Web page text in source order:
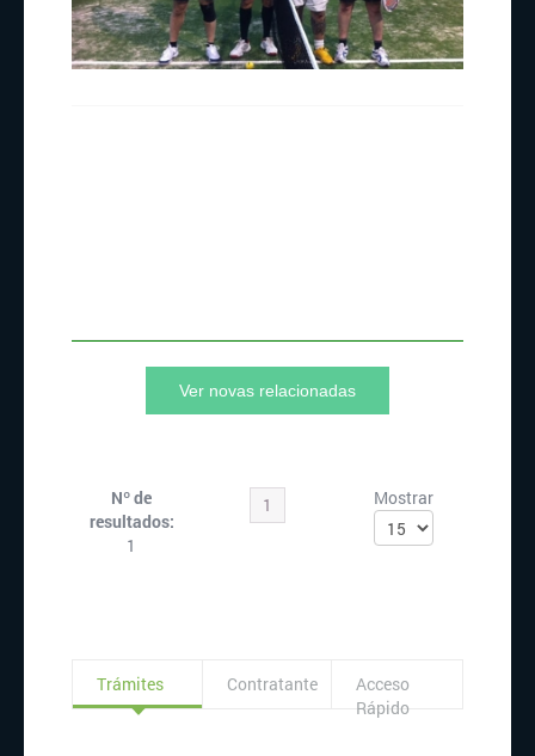
Ver novas relacionadas
Nº de
resultados:
1
1 Mostrar
Trámites Contratante
Acceso
Rápido